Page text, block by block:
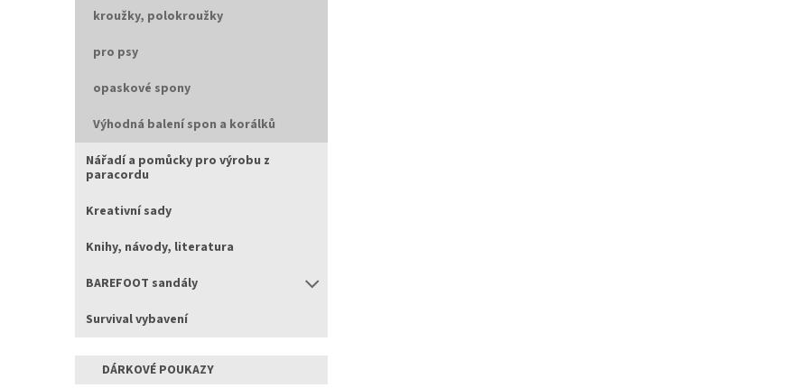
kroužky, polokroužky
pro psy
opaskové spony
Výhodná balení spon a korálků
Nářadí a pomůcky pro výrobu z
paracordu
Kreativní sady
Knihy, návody, literatura
BAREFOOT sandály
Survival vybavení
DÁRKOVÉ POUKAZY